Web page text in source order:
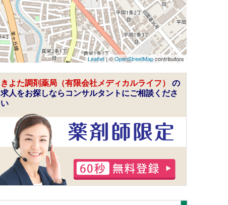
Leaflet| ©OpenStreetMapcontributors
きよた調剤薬局（有限会社メディカルライフ） の
求人をお探しならコンサルタントにご相談くださ
い